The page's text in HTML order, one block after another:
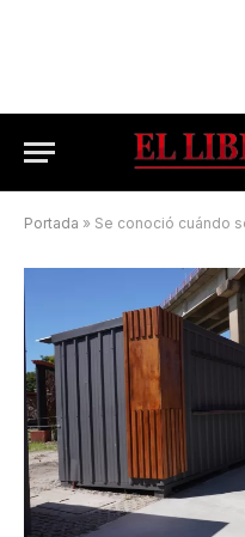
Portada » Se conoció cuándo se